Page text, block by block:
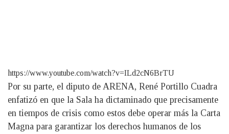
https://www.youtube.com/watch?v=ILd2cN6BrTU
Por su parte, el diputo de ARENA, René Portillo Cuadra
enfatizó en que la Sala ha dictaminado que precisamente
en tiempos de crisis como estos debe operar más la Carta
Magna para garantizar los derechos humanos de los